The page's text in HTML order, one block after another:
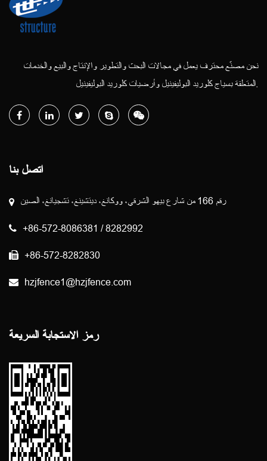
نحن مصنّع محترف يعمل في مجالات البحث والتطوير والإنتاج والبيع والخدمات
اتصل بنا
رقم 166 من شارع بيهو الشرقي، ووكانغ، ديتشينغ، تشجيانغ، الصين
+86-572-8086381 / 8282992
+86-572-8282830
hzjfence1@hzjfence.com
رمز الاستجابة السريعة